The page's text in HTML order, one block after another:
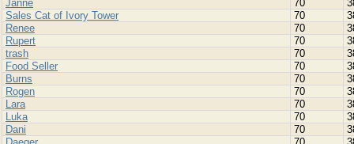
Janne
70
Sales Cat of Ivory Tower
70
Renee
70
Rupert
70
trash
70
Food Seller
70
Burns
70
Rogen
70
Lara
70
Luka
70
Dani
70